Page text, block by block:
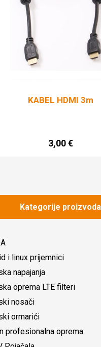
KABEL HDMI 3m
3,00€
Pročitaj više
Kategorije proizvoda
i linux prijemnici
napajanja
oprema LTE filteri
nosači
ormarići
profesionalna oprema